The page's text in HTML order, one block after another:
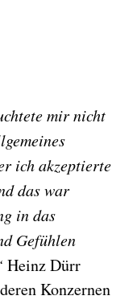
mir nicht
ich akzeptierte
das war
in das
Gefühlen
Heinz Dürr
Konzernen